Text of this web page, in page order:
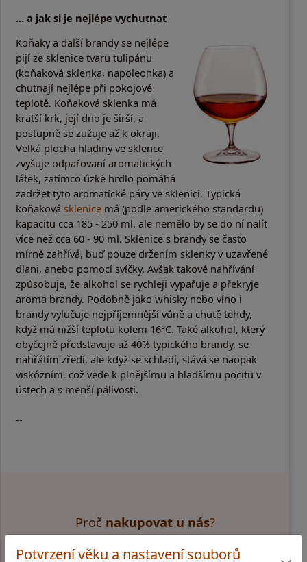
Potvrzení věku a nastavení souborů
... a jak si je nejlépe vychutnat
Koňaky a další brandy se nejlépe
pijí ze sklenice tvaru tulipánu
(koňaková sklenka, napoleonka) a
chutnají nejlépe při pokojové
teplotě. Koňaková sklenka má
kratší krk, její dno je širší, a
postupně se zužuje až k okraji.
Velká plocha hladiny ve sklence
zvyšuje odpařovaní aromatických
látek, zatímco úzké hrdlo pomáhá
zadržet tyto aromatické páry ve sklenici. Typická
koňaková sklenice má (podle amerického standardu)
kapacitu cca 185 - 250 ml, ale nemělo by se do ní nalít
více než cca 60 - 90 ml. Sklenice s brandy se často
mírně zahřívá, buď pouze držením sklenky v uzavřené
dlani, anebo pomocí svíčky. Avšak takové nahřívání
způsobuje, že alkohol se rychleji vypařuje a překryje
aroma brandy. Podobně jako whisky nebo víno i
brandy vylučuje nejpříjemnější vůně a chutě tehdy,
když má nižší teplotu kolem 16°C. Také alkohol, který
obyčejně představuje až 40% typického brandy, se
nahřátím zředí, ale když se schladí, stává se naopak
viskózním, což vede k plnějšímu a hladšímu pocitu v
ústech a s menší pálivosti.
--
Proč nakupovat u nás?